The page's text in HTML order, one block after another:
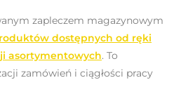
zapleczem magazynowym
dostępnych od ręki
asortymentowych. To
zamówień i ciągłości pracy